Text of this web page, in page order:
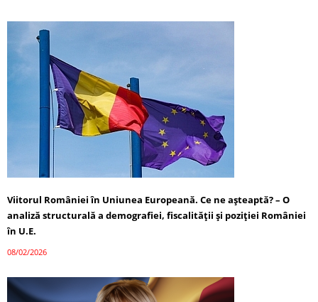
Viitorul României în Uniunea Europeană. Ce ne așteaptă? – O
analiză structurală a demografiei, fiscalității și poziției României
în U.E.
08/02/2026